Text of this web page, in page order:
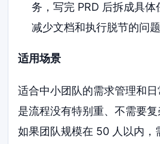
务，写完 PRD 后拆成具体
减少文档和执行脱节的问题
适用场景
适合中小团队的需求管理和
是流程没有特别重、不需要复
如果团队规模在 50 人以内，